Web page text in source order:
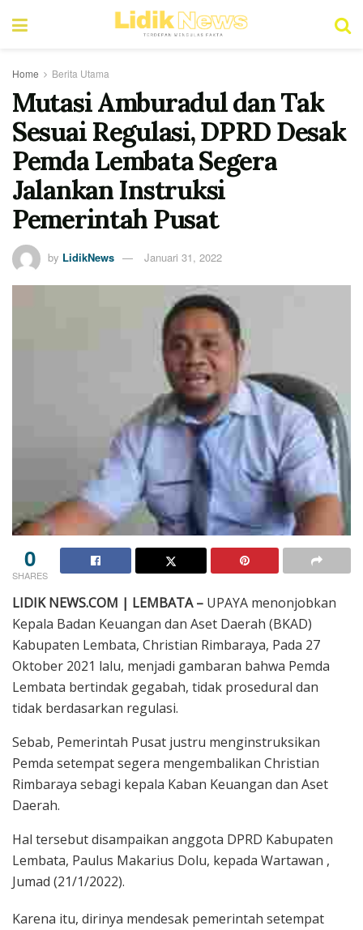
Home Berita Utama
Mutasi Amburadul dan Tak
Sesuai Regulasi, DPRD Desak
Pemda Lembata Segera
Jalankan Instruksi
Pemerintah Pusat
by LidikNews Januari 31, 2022
0
SHARES
LIDIK NEWS.COM | LEMBATA – UPAYA menonjobkan
Kepala Badan Keuangan dan Aset Daerah (BKAD)
Kabupaten Lembata, Christian Rimbaraya, Pada 27
Oktober 2021 lalu, menjadi gambaran bahwa Pemda
Lembata bertindak gegabah, tidak prosedural dan
tidak berdasarkan regulasi.
Sebab, Pemerintah Pusat justru menginstruksikan
Pemda setempat segera mengembalikan Christian
Rimbaraya sebagi kepala Kaban Keuangan dan Aset
Daerah.
Hal tersebut disampaikan anggota DPRD Kabupaten
Lembata, Paulus Makarius Dolu, kepada Wartawan ,
Jumad (21/1/2022).
Karena itu, dirinya mendesak pemerintah setempat